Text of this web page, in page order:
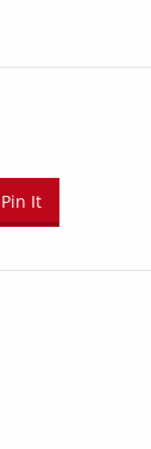
Pin It